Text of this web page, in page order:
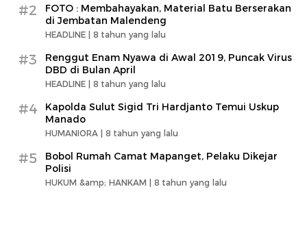
#2
FOTO : Membahayakan, Material Batu Berserakan
di Jembatan Malendeng
HEADLINE | 8 tahun yang lalu
#3
Renggut Enam Nyawa di Awal 2019, Puncak Virus
DBD di Bulan April
HEADLINE | 8 tahun yang lalu
#4
Kapolda Sulut Sigid Tri Hardjanto Temui Uskup
Manado
HUMANIORA | 8 tahun yang lalu
#5
Bobol Rumah Camat Mapanget, Pelaku Dikejar
Polisi
HUKUM &amp; HANKAM | 8 tahun yang lalu